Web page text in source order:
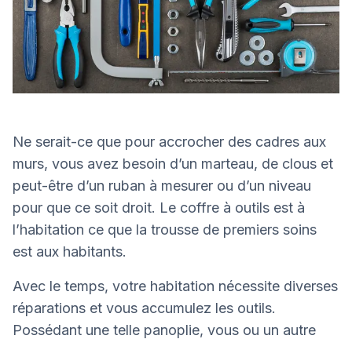
Ne serait-ce que pour accrocher des cadres aux
murs, vous avez besoin d’un marteau, de clous et
peut-être d’un ruban à mesurer ou d’un niveau
pour que ce soit droit. Le coffre à outils est à
l’habitation ce que la trousse de premiers soins
est aux habitants.
Avec le temps, votre habitation nécessite diverses
réparations et vous accumulez les outils.
Possédant une telle panoplie, vous ou un autre